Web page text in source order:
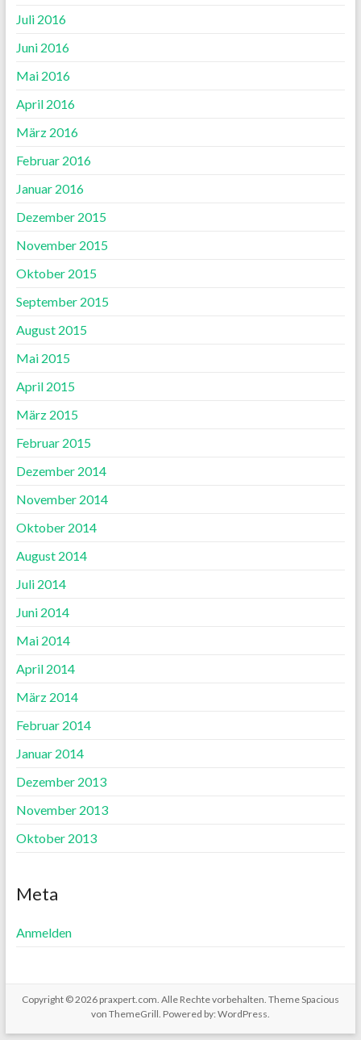
Juli 2016
Juni 2016
Mai 2016
April 2016
März 2016
Februar 2016
Januar 2016
Dezember 2015
November 2015
Oktober 2015
September 2015
August 2015
Mai 2015
April 2015
März 2015
Februar 2015
Dezember 2014
November 2014
Oktober 2014
August 2014
Juli 2014
Juni 2014
Mai 2014
April 2014
März 2014
Februar 2014
Januar 2014
Dezember 2013
November 2013
Oktober 2013
Meta
Anmelden
Copyright © 2026 praxpert.com . Alle Rechte vorbehalten. ThemeSpacious
von ThemeGrill. Powered by: WordPress